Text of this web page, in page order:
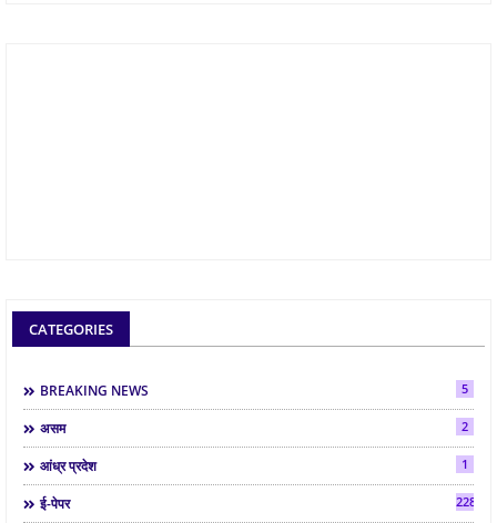
CATEGORIES
BREAKING NEWS 5
असम 2
आंध्र प्रदेश 1
ई-पेपर 2286